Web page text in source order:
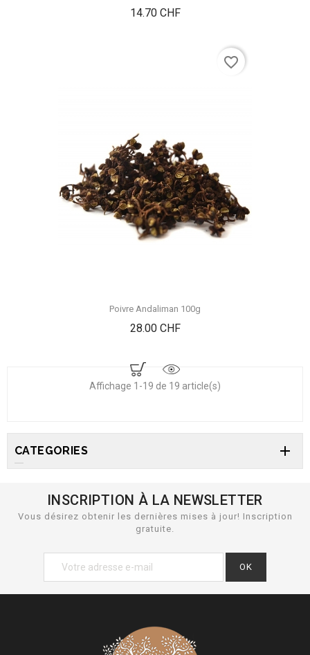
14.70 CHFPrix
Poivre Andaliman 100g
28.00 CHFPrix
favorite_border
Affichage 1-19 de 19 article(s)
CATEGORIES 
INSCRIPTION À LA NEWSLETTER
Vous désirez obtenir les dernières mises à jour! Inscription
gratuite.